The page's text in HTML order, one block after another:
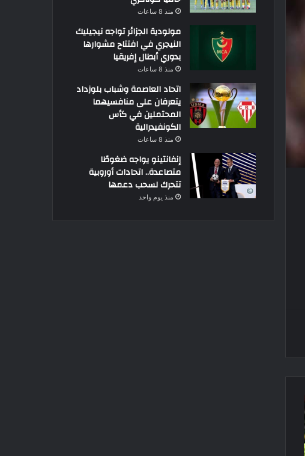
منذ 8 ساعات
مولودية الجزائر تواجه نيجيليك
النيجري في افتتاح مشوارها
بدوري أبطال إفريقيا
منذ 8 ساعات
اتحاد العاصمة وشباب بلوزداد
يتعرفان على منافسيهما
المحتملين في كأس
الكونفيدرالية
منذ 8 ساعات
إنفانتينو يواجه ضغوطًا
متصاعدة.. اتحادات أوروبية
تتحرك لسحب دعمها
منذ يوم واحد